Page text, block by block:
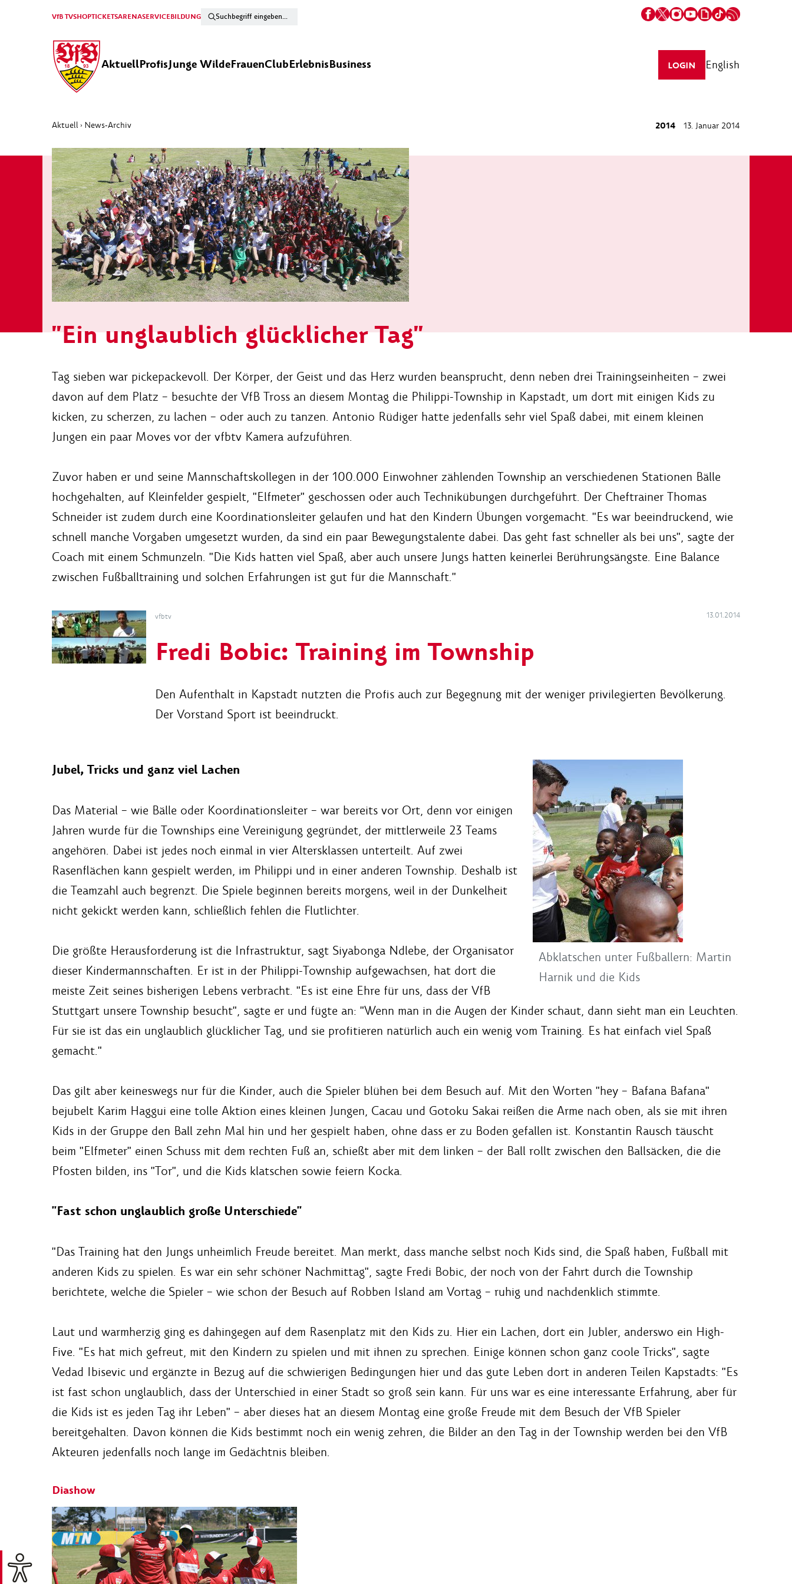
VfB TVSHOPTICKETSARENASERVICEBILDUNG
AktuellProfisJunge WildeFrauenClubErlebnisBusiness LOGIN English
Aktuell › News-Archiv 2014 13. Januar 2014
"Ein unglaublich glücklicher Tag"
Tag sieben war pickepackevoll. Der Körper, der Geist und das Herz wurden beansprucht, denn neben drei Trainingseinheiten – zwei
davon auf dem Platz – besuchte der VfB Tross an diesem Montag die Philippi-Township in Kapstadt, um dort mit einigen Kids zu
kicken, zu scherzen, zu lachen – oder auch zu tanzen. Antonio Rüdiger hatte jedenfalls sehr viel Spaß dabei, mit einem kleinen
Jungen ein paar Moves vor der vfbtv Kamera aufzuführen.
Zuvor haben er und seine Mannschaftskollegen in der 100.000 Einwohner zählenden Township an verschiedenen Stationen Bälle
hochgehalten, auf Kleinfelder gespielt, "Elfmeter" geschossen oder auch Technikübungen durchgeführt. Der Cheftrainer Thomas
Schneider ist zudem durch eine Koordinationsleiter gelaufen und hat den Kindern Übungen vorgemacht. "Es war beeindruckend, wie
schnell manche Vorgaben umgesetzt wurden, da sind ein paar Bewegungstalente dabei. Das geht fast schneller als bei uns", sagte der
Coach mit einem Schmunzeln. "Die Kids hatten viel Spaß, aber auch unsere Jungs hatten keinerlei Berührungsängste. Eine Balance
zwischen Fußballtraining und solchen Erfahrungen ist gut für die Mannschaft."
vfbtv 13.01.2014
Fredi Bobic: Training im Township
Den Aufenthalt in Kapstadt nutzten die Profis auch zur Begegnung mit der weniger privilegierten Bevölkerung.
Der Vorstand Sport ist beeindruckt.
Abklatschen unter Fußballern: Martin
Harnik und die Kids
Jubel, Tricks und ganz viel Lachen
Das Material – wie Bälle oder Koordinationsleiter – war bereits vor Ort, denn vor einigen
Jahren wurde für die Townships eine Vereinigung gegründet, der mittlerweile 23 Teams
angehören. Dabei ist jedes noch einmal in vier Altersklassen unterteilt. Auf zwei
Rasenflächen kann gespielt werden, im Philippi und in einer anderen Township. Deshalb ist
die Teamzahl auch begrenzt. Die Spiele beginnen bereits morgens, weil in der Dunkelheit
nicht gekickt werden kann, schließlich fehlen die Flutlichter.
Die größte Herausforderung ist die Infrastruktur, sagt Siyabonga Ndlebe, der Organisator
dieser Kindermannschaften. Er ist in der Philippi-Township aufgewachsen, hat dort die
meiste Zeit seines bisherigen Lebens verbracht. "Es ist eine Ehre für uns, dass der VfB
Stuttgart unsere Township besucht", sagte er und fügte an: "Wenn man in die Augen der Kinder schaut, dann sieht man ein Leuchten.
Für sie ist das ein unglaublich glücklicher Tag, und sie profitieren natürlich auch ein wenig vom Training. Es hat einfach viel Spaß
gemacht."
Das gilt aber keineswegs nur für die Kinder, auch die Spieler blühen bei dem Besuch auf. Mit den Worten "hey – Bafana Bafana"
bejubelt Karim Haggui eine tolle Aktion eines kleinen Jungen, Cacau und Gotoku Sakai reißen die Arme nach oben, als sie mit ihren
Kids in der Gruppe den Ball zehn Mal hin und her gespielt haben, ohne dass er zu Boden gefallen ist. Konstantin Rausch täuscht
beim "Elfmeter" einen Schuss mit dem rechten Fuß an, schießt aber mit dem linken – der Ball rollt zwischen den Ballsäcken, die die
Pfosten bilden, ins "Tor", und die Kids klatschen sowie feiern Kocka.
"Fast schon unglaublich große Unterschiede"
"Das Training hat den Jungs unheimlich Freude bereitet. Man merkt, dass manche selbst noch Kids sind, die Spaß haben, Fußball mit
anderen Kids zu spielen. Es war ein sehr schöner Nachmittag", sagte Fredi Bobic, der noch von der Fahrt durch die Township
berichtete, welche die Spieler – wie schon der Besuch auf Robben Island am Vortag – ruhig und nachdenklich stimmte.
Laut und warmherzig ging es dahingegen auf dem Rasenplatz mit den Kids zu. Hier ein Lachen, dort ein Jubler, anderswo ein High-
Five. "Es hat mich gefreut, mit den Kindern zu spielen und mit ihnen zu sprechen. Einige können schon ganz coole Tricks", sagte
Vedad Ibisevic und ergänzte in Bezug auf die schwierigen Bedingungen hier und das gute Leben dort in anderen Teilen Kapstadts: "Es
ist fast schon unglaublich, dass der Unterschied in einer Stadt so groß sein kann. Für uns war es eine interessante Erfahrung, aber für
die Kids ist es jeden Tag ihr Leben" – aber dieses hat an diesem Montag eine große Freude mit dem Besuch der VfB Spieler
bereitgehalten. Davon können die Kids bestimmt noch ein wenig zehren, die Bilder an den Tag in der Township werden bei den VfB
Akteuren jedenfalls noch lange im Gedächtnis bleiben.
Diashow